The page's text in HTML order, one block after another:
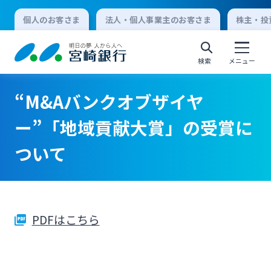
個人のお客さま 法人・個人事業主のお客さま 株主・
検索 メニュー
個人向けインターネットバンキング
“M&Aバンクオブザイヤ
ー”「地域貢献大賞」の受賞に
ついて
PDFはこちら